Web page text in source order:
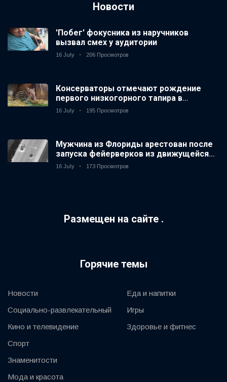
Новости
'Побег' фокусника из наручников
вызвал смех у аудитории
16 July 206 Просмотров
Консерваторы отмечают рождение
первого низкогорного тапира в
зоопарке Великобритании за 14 лет
16 July 195 Просмотров
Мужчина из Флориды арестован после
запуска фейерверков из движущейся
машины
16 July 173 Просмотров
Размещен на сайте .
Горячие темы
Новости
Социально-развлекательный
Кино и телевидение
Спорт
Знаменитости
Мода и красота
Еда и напитки
Игры
Здоровье и фитнес